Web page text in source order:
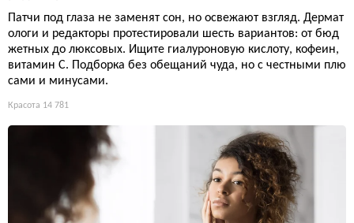
Патчи под глаза не заменят сон, но освежают взгляд. Дермат
ологи и редакторы протестировали шесть вариантов: от бюд
жетных до люксовых. Ищите гиалуроновую кислоту, кофеин,
витамин С. Подборка без обещаний чуда, но с честными плю
сами и минусами.
Красота 14 781